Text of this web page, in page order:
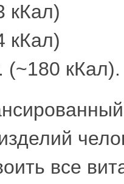
кКал)
кКал)
(~180 кКал).
все